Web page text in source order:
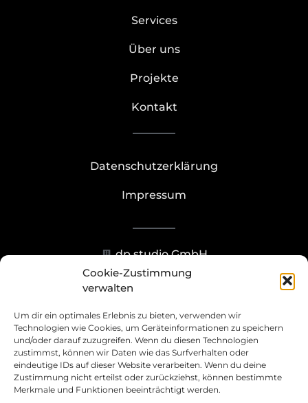
Cookie-Zustimmung
verwalten
Um dir ein optimales Erlebnis zu bieten, verwenden wir
Technologien wie Cookies, um Geräteinformationen zu speichern
und/oder darauf zuzugreifen. Wenn du diesen Technologien
zustimmst, können wir Daten wie das Surfverhalten oder
eindeutige IDs auf dieser Website verarbeiten. Wenn du deine
Zustimmung nicht erteilst oder zurückziehst, können bestimmte
Merkmale und Funktionen beeinträchtigt werden.
Services
Über uns
Projekte
Kontakt
Datenschutzerklärung
Impressum
dp studio GmbH
Hohenzollernstr. 23-25, 40211
+49 211 93070273
info@dp.studio